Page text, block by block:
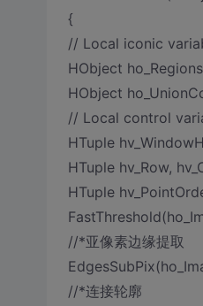
{
// Local iconic
HObject
HObject
// Local control
HTuple
HTuple hv_Row,
HTuple
//*亚像素边缘提取
//*连接轮廓